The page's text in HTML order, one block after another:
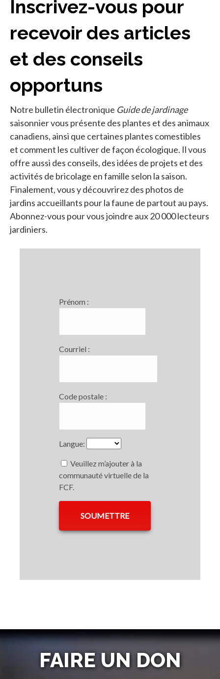
Inscrivez-vous pour
recevoir des articles
et des conseils
opportuns
Notre bulletin électronique Guide de jardinage
saisonnier vous présente des plantes et des animaux
canadiens, ainsi que certaines plantes comestibles
et comment les cultiver de façon écologique. Il vous
offre aussi des conseils, des idées de projets et des
activités de bricolage en famille selon la saison.
Finalement, vous y découvrirez des photos de
jardins accueillants pour la faune de partout au pays.
Abonnez-vous pour vous joindre aux 20 000 lecteurs
jardiniers.
Prénom :
Courriel :
Code postale :
Langue:
Veuillez m’ajouter à la
communauté virtuelle de la
FCF.
FAIRE UN DON